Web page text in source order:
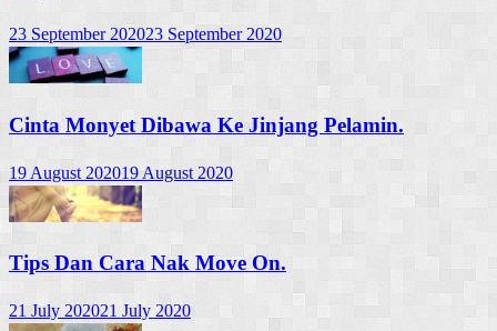
23 September 202023 September 2020
Cinta Monyet Dibawa Ke Jinjang Pelamin.
19 August 202019 August 2020
Tips Dan Cara Nak Move On.
21 July 202021 July 2020